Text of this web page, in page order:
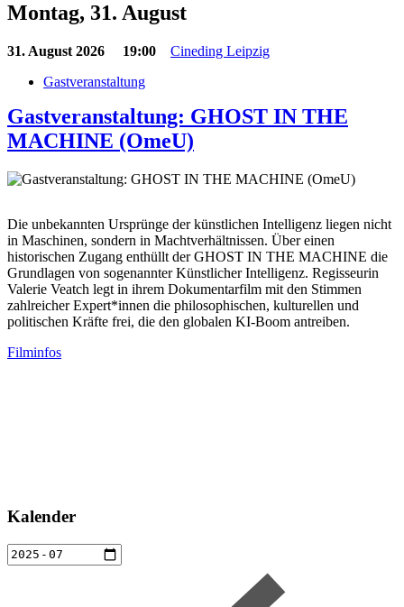
Montag, 31. August
31. August 2026 19:00
Cineding Leipzig
Gastveranstaltung
Gastveranstaltung: GHOST IN THE
MACHINE (OmeU)
Die unbekannten Ursprünge der künstlichen Intelligenz liegen nicht
in Maschinen, sondern in Machtverhältnissen. Über einen
historischen Zugang enthüllt der GHOST IN THE MACHINE die
Grundlagen von sogenannter Künstlicher Intelligenz. Regisseurin
Valerie Veatch legt in ihrem Dokumentarfilm mit den Stimmen
zahlreicher Expert*innen die philosophischen, kulturellen und
politischen Kräfte frei, die den globalen KI-Boom antreiben.
Filminfos
Kalender